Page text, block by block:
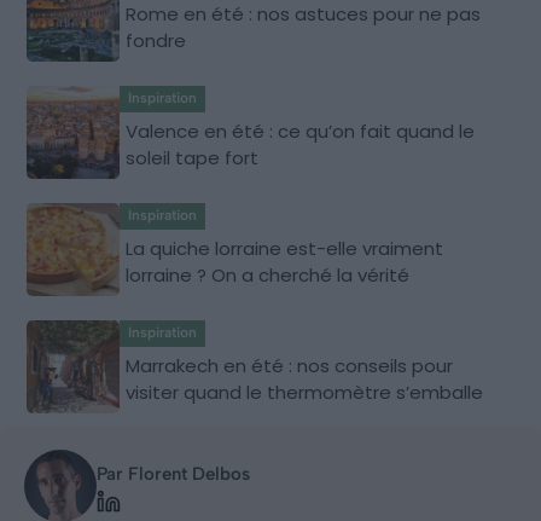
Rome en été : nos astuces pour ne pas
fondre
Inspiration
Valence en été : ce qu’on fait quand le
soleil tape fort
Inspiration
La quiche lorraine est-elle vraiment
lorraine ? On a cherché la vérité
Inspiration
Marrakech en été : nos conseils pour
visiter quand le thermomètre s’emballe
Par Florent Delbos